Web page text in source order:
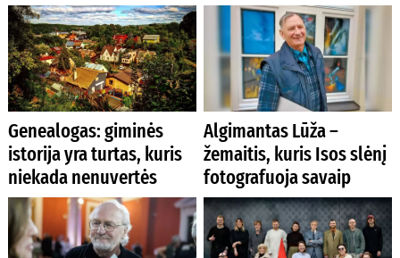
Genealogas: giminės
istorija yra turtas, kuris
niekada nenuvertės
Algimantas Lūža –
žemaitis, kuris Isos slėnį
fotografuoja savaip